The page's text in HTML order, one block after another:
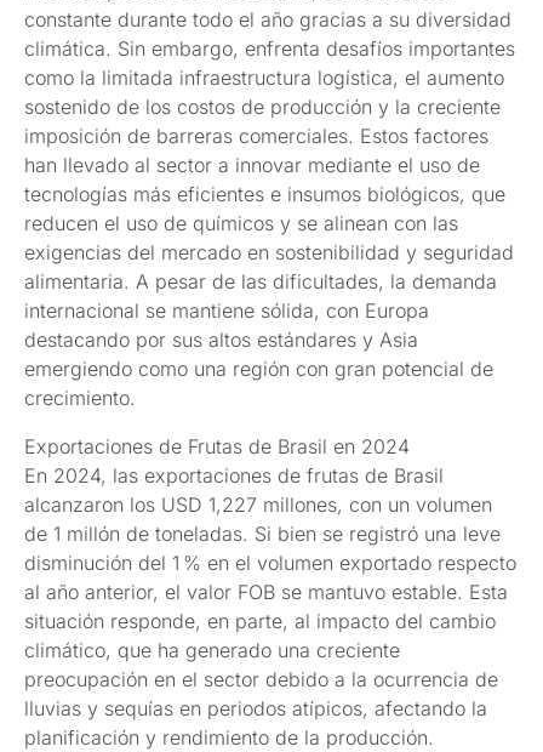
constante durante todo el año gracias a su diversidad
climática. Sin embargo, enfrenta desafíos importantes
como la limitada infraestructura logística, el aumento
sostenido de los costos de producción y la creciente
imposición de barreras comerciales. Estos factores
han llevado al sector a innovar mediante el uso de
tecnologías más eficientes e insumos biológicos, que
reducen el uso de químicos y se alinean con las
exigencias del mercado en sostenibilidad y seguridad
alimentaria. A pesar de las dificultades, la demanda
internacional se mantiene sólida, con Europa
destacando por sus altos estándares y Asia
emergiendo como una región con gran potencial de
crecimiento.
Exportaciones de Frutas de Brasil en 2024
En 2024, las exportaciones de frutas de Brasil
alcanzaron los USD 1,227 millones, con un volumen
de 1 millón de toneladas. Si bien se registró una leve
disminución del 1 % en el volumen exportado respecto
al año anterior, el valor FOB se mantuvo estable. Esta
situación responde, en parte, al impacto del cambio
climático, que ha generado una creciente
preocupación en el sector debido a la ocurrencia de
lluvias y sequías en periodos atípicos, afectando la
planificación y rendimiento de la producción.